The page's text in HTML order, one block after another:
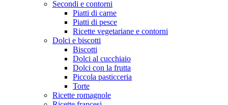
Secondi e contorni
Piatti di carne
Piatti di pesce
Ricette vegetariane e contorni
Dolci e biscotti
Biscotti
Dolci al cucchiaio
Dolci con la frutta
Piccola pasticceria
Torte
Ricette romagnole